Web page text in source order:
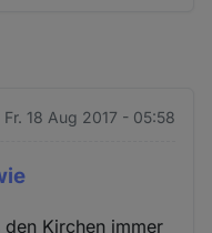
Fr. 18 Aug 2017 - 05:58
Kirchen immer